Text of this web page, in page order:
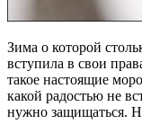
Зима о которой
вступила в свои
такое настоящие
какой радостью не
нужно защищаться.